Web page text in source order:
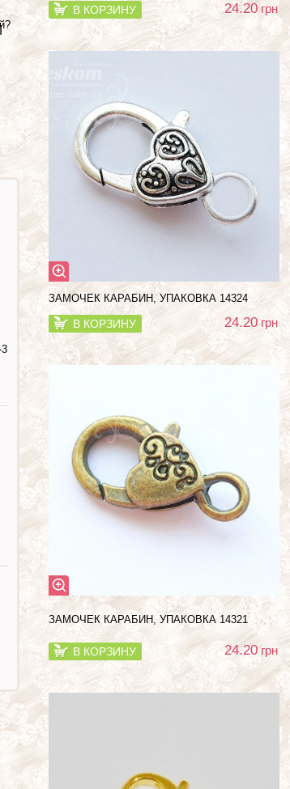
В КОРЗИНУ 24.20грн
ЗАМОЧЕК КАРАБИН, УПАКОВКА 14324
В КОРЗИНУ 24.20грн
ЗАМОЧЕК КАРАБИН, УПАКОВКА 14321
В КОРЗИНУ 24.20грн